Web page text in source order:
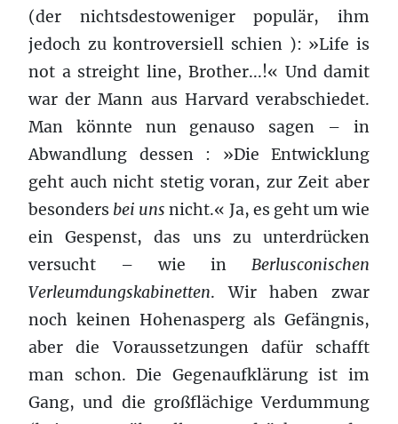
(der nichtsdestoweniger populär, ihm
jedoch zu kontroversiell schien ): »Life is
not a streight line, Brother...!« Und damit
war der Mann aus Harvard verabschiedet.
Man könnte nun genauso sagen – in
Abwandlung dessen : »Die Entwicklung
geht auch nicht stetig voran, zur Zeit aber
besonders bei uns nicht.« Ja, es geht um wie
ein Gespenst, das uns zu unterdrücken
versucht – wie in Berlusconischen
Verleumdungskabinetten. Wir haben zwar
noch keinen Hohenasperg als Gefängnis,
aber die Voraussetzungen dafür schafft
man schon. Die Gegenaufklärung ist im
Gang, und die großflächige Verdummung